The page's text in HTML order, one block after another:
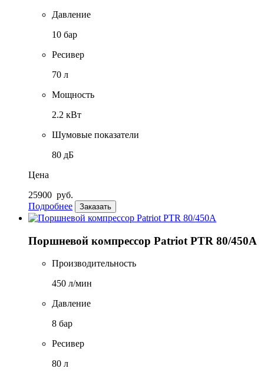
Давление
10 бар
Ресивер
70 л
Мощность
2.2 кВт
Шумовые показатели
80 дБ
Цена
25900 руб.
Подробнее
Заказать
Поршневой компрессор Patriot PTR 80/450А
Производительность
450 л/мин
Давление
8 бар
Ресивер
80 л